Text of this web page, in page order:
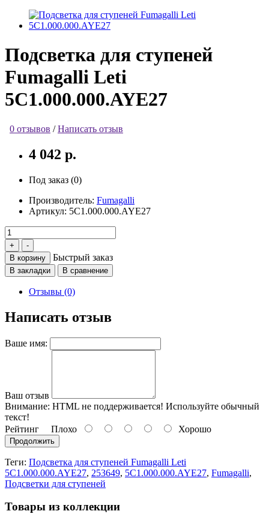
Подсветка для ступеней
Fumagalli Leti
5C1.000.000.AYE27
0 отзывов /Написать отзыв
4 042 р.
Под заказ (0)
Производитель: Fumagalli
Артикул: 5C1.000.000.AYE27
В корзину Быстрый заказ
В закладки В сравнение
Отзывы (0)
Написать отзыв
Ваше имя:
Ваш отзыв
Внимание: HTML не поддерживается! Используйте обычный
текст!
Рейтинг Плохо Хорошо
Продолжить
Теги: Подсветка для ступеней Fumagalli Leti
5C1.000.000.AYE27, 253649, 5C1.000.000.AYE27, Fumagalli,
Подсветки для ступеней
Товары из коллекции